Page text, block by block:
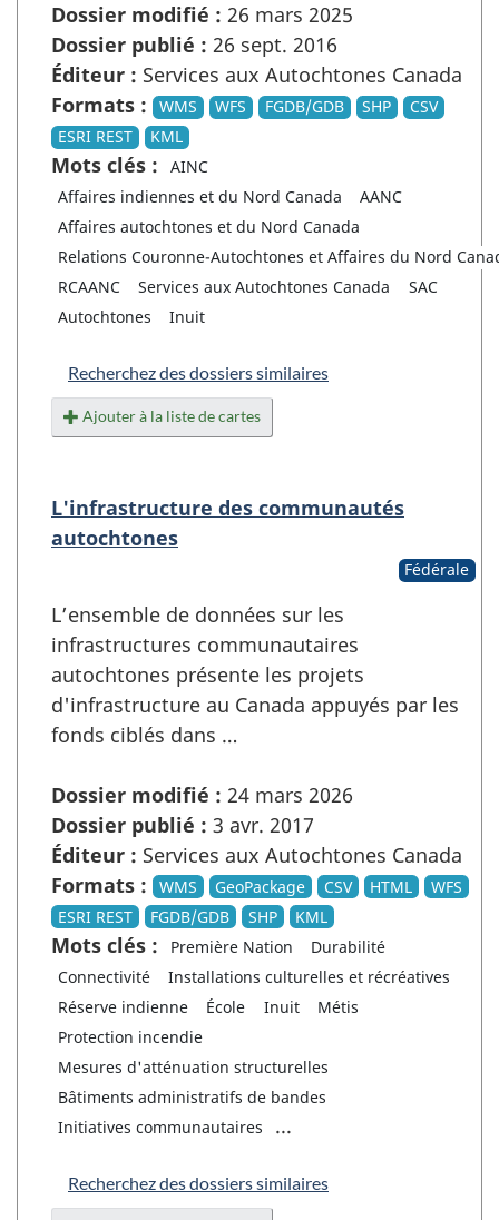
Dossier modifié : 26 mars 2025
Dossier publié : 26 sept. 2016
Éditeur : Services aux Autochtones Canada
Formats :
WMS WFS FGDB/GDB SHP
CSV
ESRI REST
KML
Mots clés :
AINC
Affaires indiennes et du Nord Canada
AANC
Affaires autochtones et du Nord Canada
Relations Couronne-Autochtones et Affaires du Nord
RCAANC
Services aux Autochtones Canada
SAC
Autochtones
Inuit
Recherchez des dossiers similaires
Ajouter à la liste de cartes
L'infrastructure des communautés
autochtones
Fédérale
L’ensemble de données sur les
infrastructures communautaires
autochtones présente les projets
d'infrastructure au Canada appuyés par les
fonds ciblés dans …
Dossier modifié : 24 mars 2026
Dossier publié : 3 avr. 2017
Éditeur : Services aux Autochtones Canada
Formats :
WMS GeoPackage CSV HTML
WFS
ESRI REST
FGDB/GDB SHP KML
Mots clés : Première Nation
Durabilité
Connectivité
Installations culturelles et récréatives
Réserve indienne
École Inuit
Métis
Protection incendie
Mesures d'atténuation structurelles
Bâtiments administratifs de bandes
Initiatives communautaires
...
Recherchez des dossiers similaires